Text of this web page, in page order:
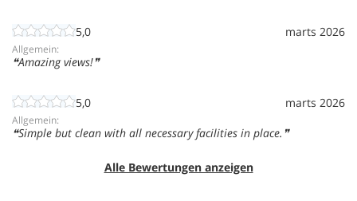
5,0 marts 2026
Allgemein:
Amazing views!
5,0 marts 2026
Allgemein:
Simple but clean with all necessary facilities in place.
Alle Bewertungen anzeigen